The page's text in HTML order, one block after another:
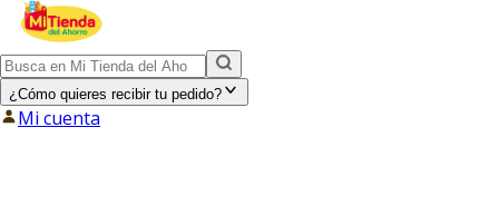
¿Cómo quieres recibir tu pedido?
Mi cuenta